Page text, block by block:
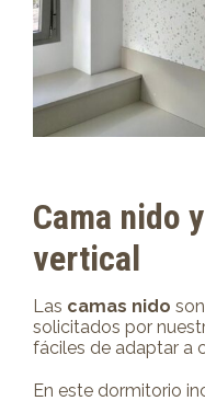
Cama nido
vertical
Las camas nido
solicitados por
fáciles de adaptar a
En este dormitorio